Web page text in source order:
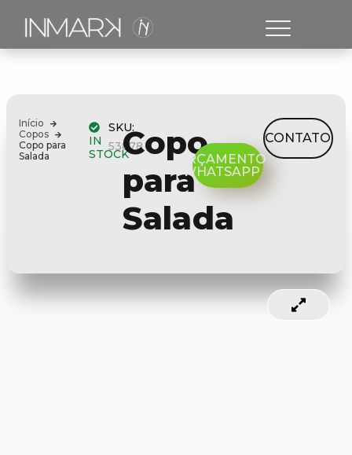
Início
Copos
Copo para
Salada
IN
STOCK
SKU:
53878
Copo
para
Salada
ORÇAMENTO
WHATSAPP
CONTATO